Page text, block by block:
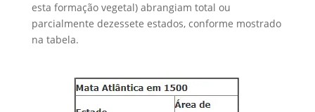
esta formação vegetal) abrangiam total ou
parcialmente dezessete estados, conforme mostrado
na tabela.